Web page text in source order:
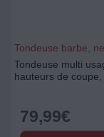
Tondeuse barbe,
Tondeuse multi
hauteurs de
79,99€